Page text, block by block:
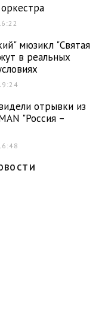
мюзикл "Святая
в реальных
отрывки из
"Россия –